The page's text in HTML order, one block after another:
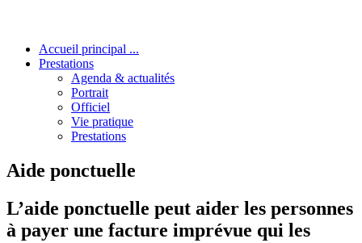
Accueil principal ...
Prestations
Agenda & actualités
Portrait
Officiel
Vie pratique
Prestations
Aide ponctuelle
L’aide ponctuelle peut aider les personnes
à payer une facture imprévue qui les